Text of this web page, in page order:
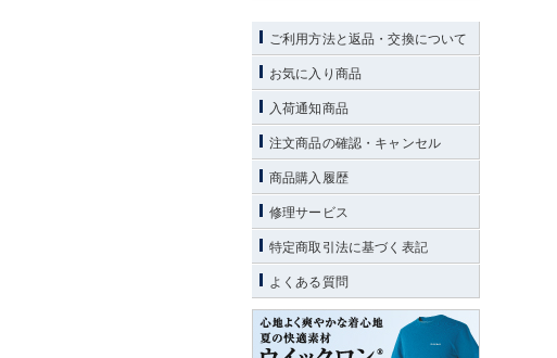
ご利用方法と返品・交換について
お気に入り商品
入荷通知商品
注文商品の確認・キャンセル
商品購入履歴
修理サービス
特定商取引法に基づく表記
よくある質問